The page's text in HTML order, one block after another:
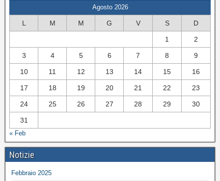
Agosto 2026
L M M G V S D
1 2
3 4 5 6 7 8 9
10 11 12 13 14 15 16
17 18 19 20 21 22 23
24 25 26 27 28 29 30
31
« Feb
Notizie
Febbraio 2025